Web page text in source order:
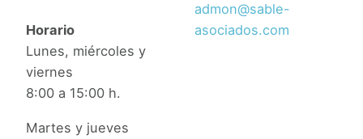
Horario
Lunes, miércoles y
viernes
8:00 a 15:00 h.
Martes y jueves
admon@sable-
asociados.com